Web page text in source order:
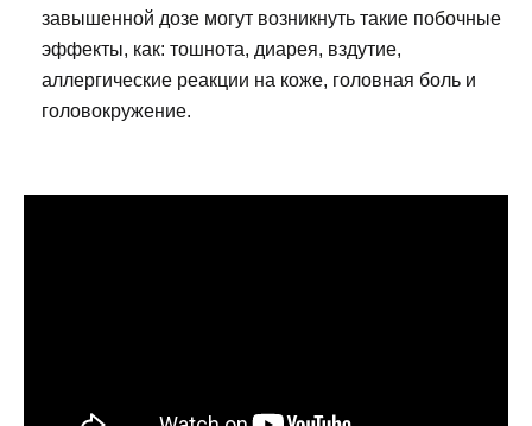
завышенной дозе могут возникнуть такие побочные
эффекты, как: тошнота, диарея, вздутие,
аллергические реакции на коже, головная боль и
головокружение.